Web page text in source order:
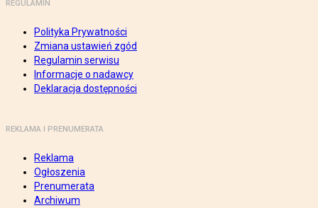
REGULAMIN
Polityka Prywatności
Zmiana ustawień zgód
Regulamin serwisu
Informacje o nadawcy
Deklaracja dostępności
REKLAMA I PRENUMERATA
Reklama
Ogłoszenia
Prenumerata
Archiwum